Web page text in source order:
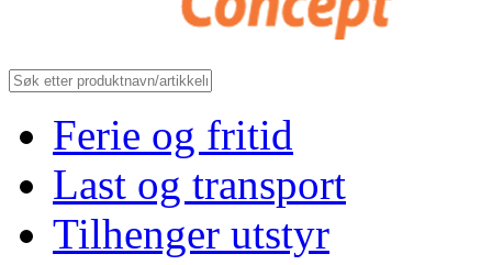
Ferie og fritid
Last og transport
Tilhenger utstyr